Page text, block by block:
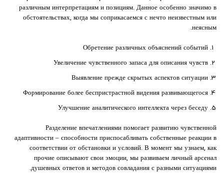
различным интерпретациям и позициям. Данное особенно значимо в
обстоятельствах, когда мы соприкасаемся с нечто неизвестным или
неясным.
Обретение различных объяснений событий
Увеличение чувственного запаса для описания чувств
Выявление прежде скрытых аспектов ситуации
Формирование более беспристрастной видения развивающегося
Улучшение аналитического интеллекта через беседу
Разделение впечатлениями помогает развитию чувственной
адаптивности – способности приспосабливать собственные реакции в
соответствии от обстановки и условий. В момент мы узнаем, как
прочие описывают свои эмоции, мы развиваем личный арсенал
душевных ответов и методов совладания с разными ситуациями.